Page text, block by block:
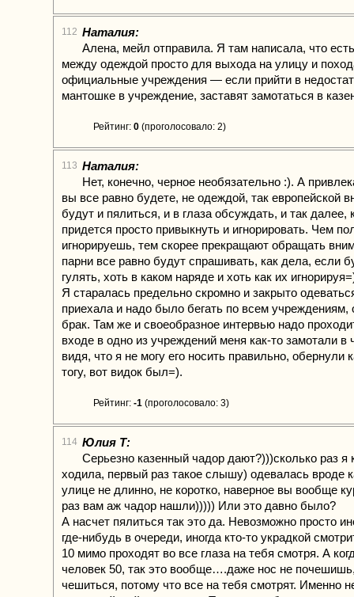
112 Наталия:
Алена, мейл отправила. Я там написала, что
между одеждой просто для выхода на улицу и
официальные учреждения — если прийти в
мантошке в учреждение, заставят замотаться в
Рейтинг: 0 (проголосовало: 2)
113 Наталия:
Нет, конечно, черное необязательно :). А
вы все равно будете, не одеждой, так европейской
будут и пялиться, и в глаза обсуждать, и так далее,
придется просто привыкнуть и игнорировать. Чем
игнорируешь, тем скорее прекращают обращать
парни все равно будут спрашивать, как дела, если
гулять, хоть в каком наряде и хоть как их
Я старалась предельно скромно и закрыто
приехала и надо было бегать по всем
брак. Там же и своеобразное интервью надо
входе в одно из учреждений меня как-то замотали в
видя, что я не могу его носить правильно, обернули
тогу, вот видок был=).
Рейтинг: -1 (проголосовало: 3)
114 Юлия Т:
Серьезно казенный чадор дают?)))сколько раз я
ходила, первый раз такое слышу) одевалась вроде
улице не длинно, не коротко, наверное вы вообще
раз вам аж чадор нашли))))) Или это давно было?
А насчет пялиться так это да. Невозможно просто
где-нибудь в очереди, иногда кто-то украдкой
10 мимо проходят во все глаза на тебя смотря. А
человек 50, так это вообще….даже нос не почешишь,
чешиться, потому что все на тебя смотрят. Именно